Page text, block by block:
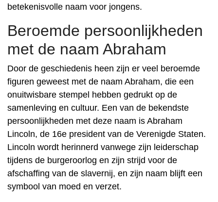
betekenisvolle naam voor jongens.
Beroemde persoonlijkheden
met de naam Abraham
Door de geschiedenis heen zijn er veel beroemde
figuren geweest met de naam Abraham, die een
onuitwisbare stempel hebben gedrukt op de
samenleving en cultuur. Een van de bekendste
persoonlijkheden met deze naam is Abraham
Lincoln, de 16e president van de Verenigde Staten.
Lincoln wordt herinnerd vanwege zijn leiderschap
tijdens de burgeroorlog en zijn strijd voor de
afschaffing van de slavernij, en zijn naam blijft een
symbool van moed en verzet.